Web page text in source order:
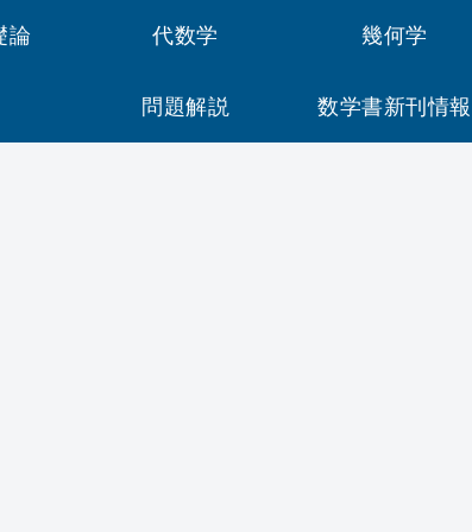
論 代数学 幾何学
問題解説 数学書新刊情報